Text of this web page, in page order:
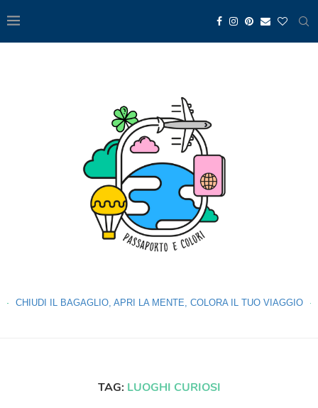
CHIUDI IL BAGAGLIO, APRI LA MENTE, COLORA IL TUO VIAGGIO
TAG: LUOGHI CURIOSI